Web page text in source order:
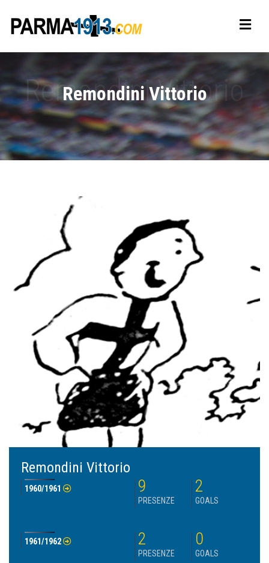
Remondini Vittorio
Remondini Vittorio
1960/1961 9
PRESENZE
2
GOALS
1961/1962 2
PRESENZE
0
GOALS